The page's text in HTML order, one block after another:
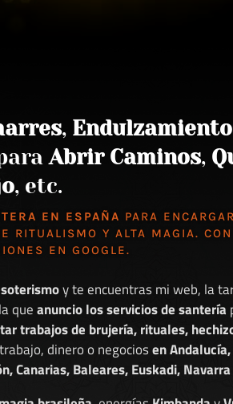
,
Abrir Caminos,
, etc.
EN ESPAÑA PARA
RITUALISMO Y ALTA MAGIA.
EN GOOGLE.
y te encuentras mi web, la
queanuncio los servicios de santería
trabajos de brujería, rituales,
dinero o negociosen
Canarias, Baleares, Euskadi,